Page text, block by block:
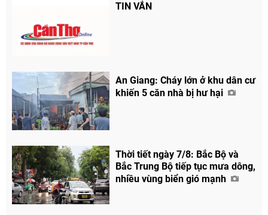
TIN VẮN
An Giang: Cháy lớn ở khu dân cư
khiến 5 căn nhà bị hư hại
Thời tiết ngày 7/8: Bắc Bộ và
Bắc Trung Bộ tiếp tục mưa dông,
nhiều vùng biển gió mạnh